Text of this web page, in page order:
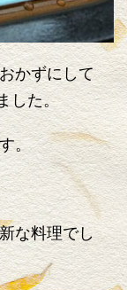
かずにして
した。
。
な料理でし